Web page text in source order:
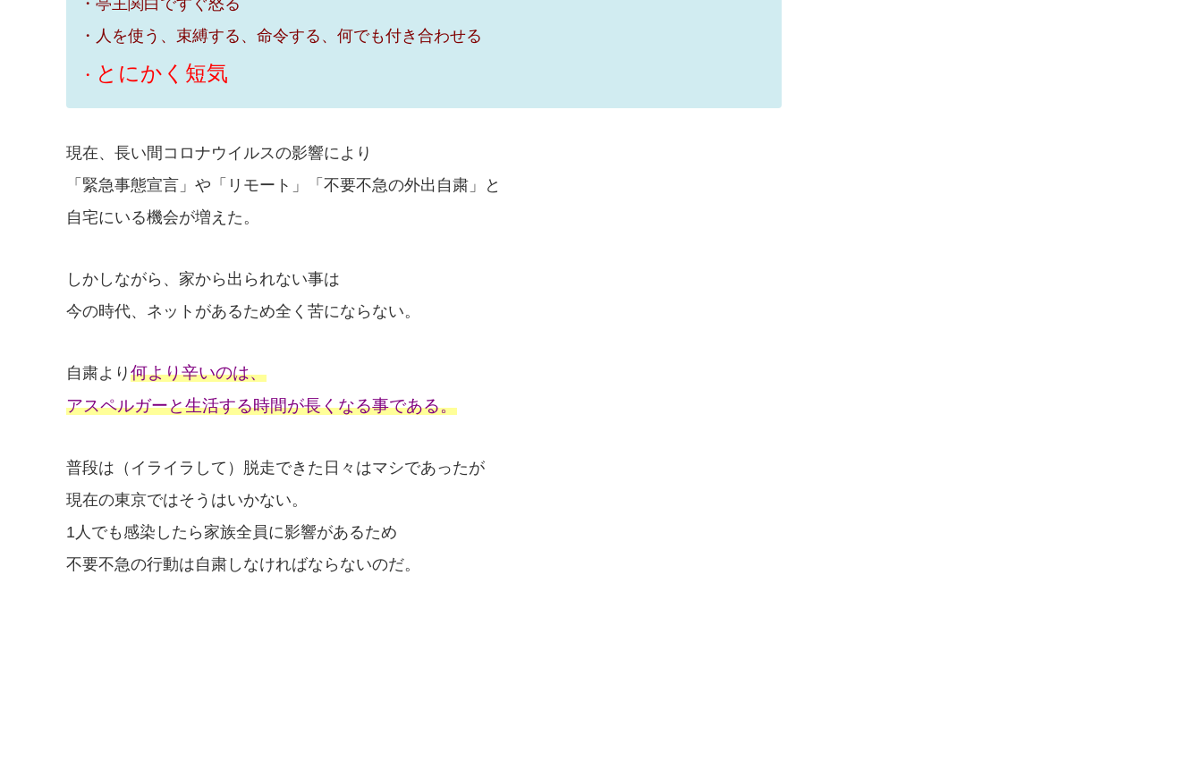
・人を使う、束縛する、命令する、何でも付き合わせる
・ とにかく短気
現在、長い間コロナウイルスの影響により
「緊急事態宣言」や「リモート」「不要不急の外出自粛」と
自宅にいる機会が増えた。
しかしながら、家から出られない事は
今の時代、ネットがあるため全く苦にならない。
自粛より 何より辛いのは、
アスペルガーと生活する時間が長くなる事である。
普段は（イライラして）脱走できた日々はマシであったが
現在の東京ではそうはいかない。
1人でも感染したら家族全員に影響があるため
不要不急の行動は自粛しなければならないのだ。